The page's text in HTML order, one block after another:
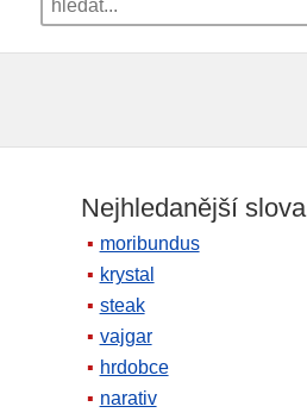
Nejhledanější slova
moribundus
krystal
steak
vajgar
hrdobce
narativ